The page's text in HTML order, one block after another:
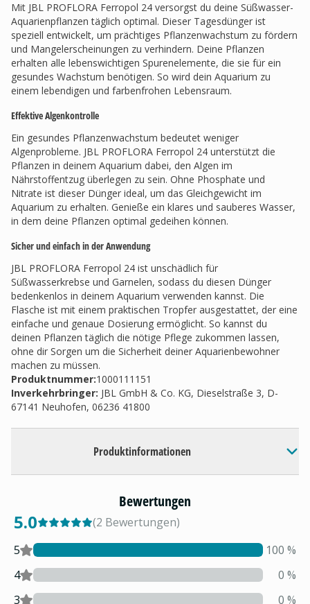
Mit JBL PROFLORA Ferropol 24 versorgst du deine Süßwasser-
Aquarienpflanzen täglich optimal. Dieser Tagesdünger ist
speziell entwickelt, um prächtiges Pflanzenwachstum zu fördern
und Mangelerscheinungen zu verhindern. Deine Pflanzen
erhalten alle lebenswichtigen Spurenelemente, die sie für ein
gesundes Wachstum benötigen. So wird dein Aquarium zu
einem lebendigen und farbenfrohen Lebensraum.
Effektive Algenkontrolle
Ein gesundes Pflanzenwachstum bedeutet weniger
Algenprobleme. JBL PROFLORA Ferropol 24 unterstützt die
Pflanzen in deinem Aquarium dabei, den Algen im
Nährstoffentzug überlegen zu sein. Ohne Phosphate und
Nitrate ist dieser Dünger ideal, um das Gleichgewicht im
Aquarium zu erhalten. Genieße ein klares und sauberes Wasser,
in dem deine Pflanzen optimal gedeihen können.
Sicher und einfach in der Anwendung
JBL PROFLORA Ferropol 24 ist unschädlich für
Süßwasserkrebse und Garnelen, sodass du diesen Dünger
bedenkenlos in deinem Aquarium verwenden kannst. Die
Flasche ist mit einem praktischen Tropfer ausgestattet, der eine
einfache und genaue Dosierung ermöglicht. So kannst du
deinen Pflanzen täglich die nötige Pflege zukommen lassen,
ohne dir Sorgen um die Sicherheit deiner Aquarienbewohner
machen zu müssen.
Produktnummer:1000111151
Inverkehrbringer: JBL GmbH & Co. KG, Dieselstraße 3, D-
67141 Neuhofen, 06236 41800
Produktinformationen
Bewertungen
5.0 (2 Bewertungen)
5
100 %
4
0 %
3
0 %